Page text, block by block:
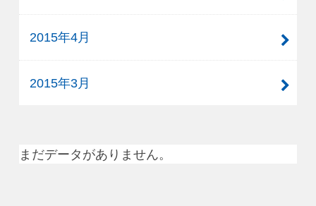
2015年4月
2015年3月
まだデータがありません。